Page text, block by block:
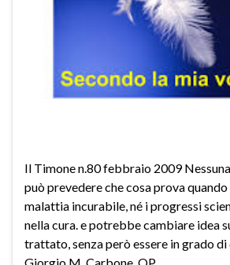
Il Timone n.80 febbraio 2009
può prevedere che cosa prova
malattia incurabile, né i progressi
nella cura. e potrebbe cambiare idea
trattato, senza però essere in grado